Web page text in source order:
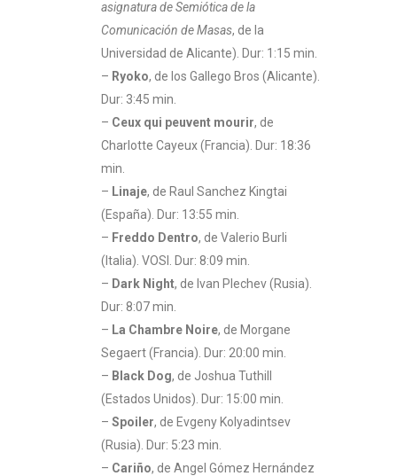
asignatura de Semiótica de la
Comunicación de Masas, de la
Universidad de Alicante). Dur: 1:15 min.
– Ryoko, de los Gallego Bros (Alicante).
Dur: 3:45 min.
– Ceux qui peuvent mourir, de
Charlotte Cayeux (Francia). Dur: 18:36
min.
– Linaje, de Raul Sanchez Kingtai
(España). Dur: 13:55 min.
– Freddo Dentro, de Valerio Burli
(Italia). VOSI. Dur: 8:09 min.
– Dark Night, de Ivan Plechev (Rusia).
Dur: 8:07 min.
– La Chambre Noire, de Morgane
Segaert (Francia). Dur: 20:00 min.
– Black Dog, de Joshua Tuthill
(Estados Unidos). Dur: 15:00 min.
– Spoiler, de Evgeny Kolyadintsev
(Rusia). Dur: 5:23 min.
– Cariño, de Angel Gómez Hernández